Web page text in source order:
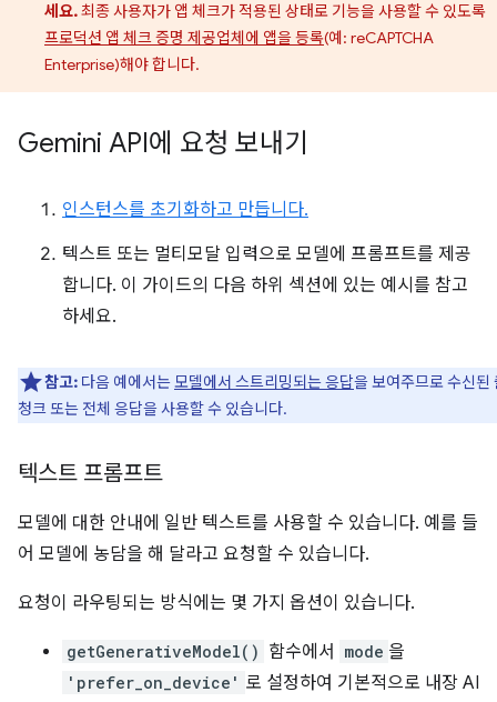
세요.최종 사용자가 앱 체크가 적용된 상태로 기능을 사용할 수 있도록
프로덕션 앱 체크 증명 제공업체에 앱을 등록(예: reCAPTCHA
Enterprise)해야 합니다.
Gemini API에 요청 보내기
인스턴스를 초기화하고 만듭니다.
텍스트 또는 멀티모달 입력으로 모델에 프롬프트를 제공
합니다. 이 가이드의 다음 하위 섹션에 있는 예시를 참고
하세요.
참고: 다음 예에서는모델에서 스트리밍되는 응답을 보여주므로 수신된
청크 또는 전체 응답을 사용할 수 있습니다.
텍스트 프롬프트
모델에 대한 안내에 일반 텍스트를 사용할 수 있습니다. 예를 들
어 모델에 농담을 해 달라고 요청할 수 있습니다.
요청이 라우팅되는 방식에는 몇 가지 옵션이 있습니다.
getGenerativeModel() 함수에서 mode 을
'prefer_on_device' 로 설정하여 기본적으로 내장 AI